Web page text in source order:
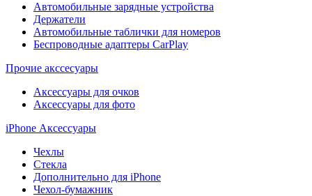
Автомобильные зарядные устройства
Держатели
Автомобильные таблички для номеров
Беспроводные адаптеры CarPlay
Прочие акссесуары
Аксессуары для очков
Аксессуары для фото
iPhone Аксессуары
Чехлы
Стекла
Дополнительно для iPhone
Чехол-бумажник